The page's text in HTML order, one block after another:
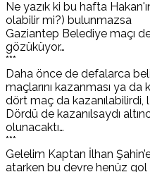
Ne yazık ki bu hafta
olabilir mi?) bulunmazsa
Gaziantep Belediye maçı
gözüküyor…
***
Daha önce de defalarca
maçlarını kazanması ya
dört maç da kazanılabilirdi,
Dördü de kazanılsaydı
olunacaktı…
***
Gelelim Kaptan İlhan
atarken bu devre henüz gol